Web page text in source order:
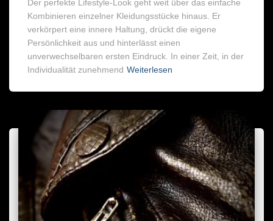
Der perfekte Lifestyle-Look geht weit über das einfache
Kombinieren einzelner Kleidungsstücke hinaus. Er
verkörpert eine innere Haltung, drückt die eigene
Persönlichkeit aus und hinterlässt einen
unverwechselbaren ersten Eindruck. In einer Zeit, in der
Individualität zunehmend Weiterlesen